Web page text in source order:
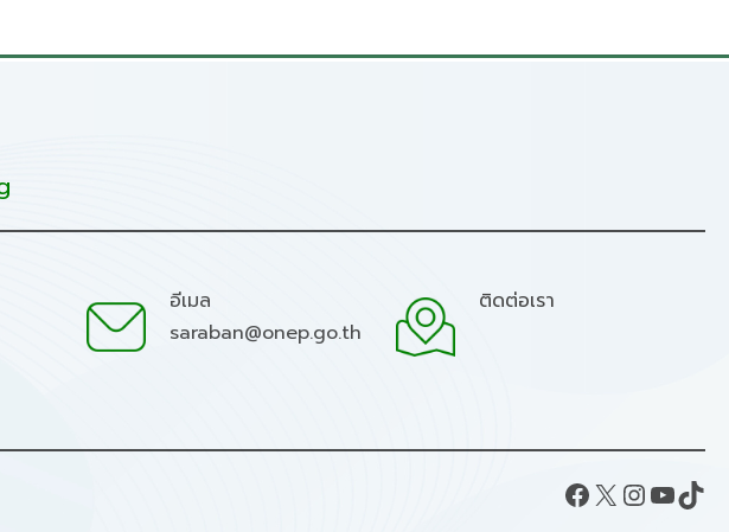
อีเมล
saraban@onep.go.th
ติดต่อเรา
Facebook X InstagramYouTube TikTok